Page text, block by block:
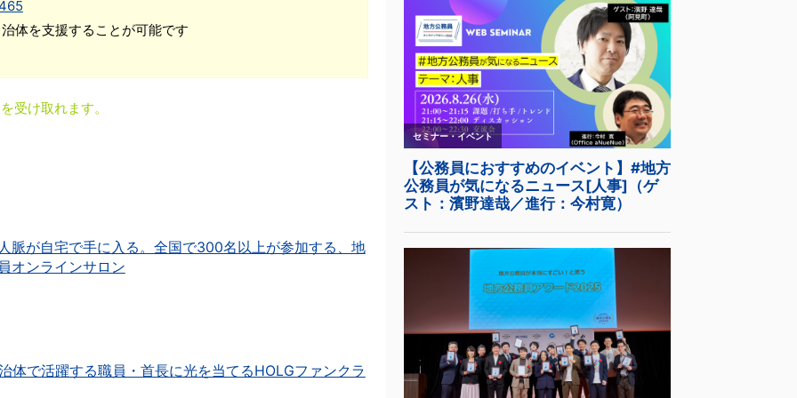
体を支援することが可能です
受け取れます。
脈が自宅で手に入る。全国で300名以上が参加する、地
オンラインサロン
体で活躍する職員・首長に光を当てるHOLGファンクラ